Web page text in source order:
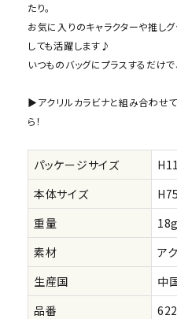
たり。
お気に入りのキャラクターや推し
しても活躍します♪
いつものバッグにプラスするだけ
▶アクリルカラビナと組み合わせ
ら！
パッケージサイズ
本体サイズ
重量
18g
素材
ア
生産国
中
品番